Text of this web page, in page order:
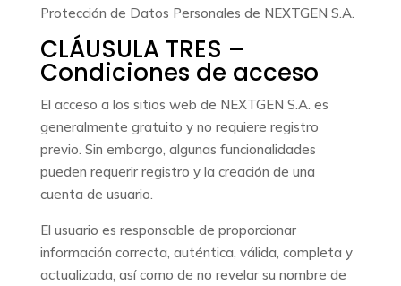
Protección de Datos Personales de NEXTGEN S.A.
CLÁUSULA TRES –
Condiciones de acceso
El acceso a los sitios web de NEXTGEN S.A. es
generalmente gratuito y no requiere registro
previo. Sin embargo, algunas funcionalidades
pueden requerir registro y la creación de una
cuenta de usuario.
El usuario es responsable de proporcionar
información correcta, auténtica, válida, completa y
actualizada, así como de no revelar su nombre de